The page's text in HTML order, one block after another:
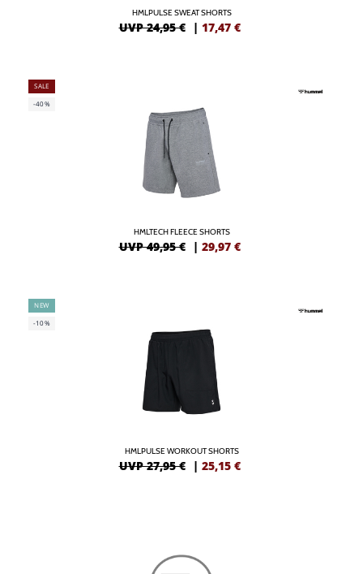
HMLPULSE SWEAT SHORTS
UVP 24,95 € | 17,47 €
SALE
-40%
HMLTECH FLEECE SHORTS
UVP 49,95 € | 29,97 €
NEW
-10%
HMLPULSE WORKOUT SHORTS
UVP 27,95 € | 25,15 €